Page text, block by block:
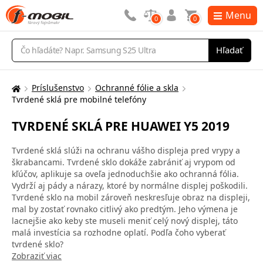
Vyhľadávanie
Hľadať
0 0 Menu
Tu
nachádzate:
Príslušenstvo
Ochranné fólie a skla
Tvrdené sklá pre mobilné telefóny
TVRDENÉ SKLÁ PRE HUAWEI Y5 2019
Tvrdené sklá slúži na ochranu vášho displeja pred vrypy a
škrabancami. Tvrdené sklo dokáže zabrániť aj vrypom od
kľúčov, aplikuje sa oveľa jednoduchšie ako ochranná fólia.
Vydrží aj pády a nárazy, ktoré by normálne displej poškodili.
Tvrdené sklo na mobil zároveň neskresľuje obraz na displeji,
mal by zostať rovnako citlivý ako predtým. Jeho výmena je
lacnejšie ako keby ste museli meniť celý nový displej, táto
malá investícia sa rozhodne oplatí. Podľa čoho vyberať
tvrdené sklo?
Zobraziť viac